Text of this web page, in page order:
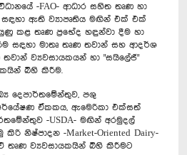
-FAO- ආධාර සහිත තෘණ හා
සඳහා ඇති ව්‍යාපෘතිය මඟින් එක් එක්
කළ තෘණ ප්‍රභේද හඳුන්වා දීම හා
සඳහා මාතෘ තෘණ තවාන් සහ ආදර්ශ
ව්‍යවසායකයන් හා "සයිලේජ්"
බිහි කිරීම.
දෙපාර්තමේන්තුව, පශු
ඒකකය, ඇමෙරිකා එක්සත්
-USDA- මඟින් අරමුදල්
නිෂ්පාදන -Market-Oriented Dairy-
තෘණ ව්‍යවසායකයින් බිහි කිරීමට